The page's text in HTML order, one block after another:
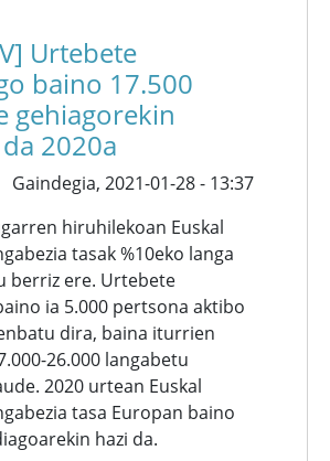
Urtebete
baino 17.500
gehiagorekin
2020a
Gaindegia, 2021-01-28 - 13:37
hiruhilekoan Euskal
tasak %10eko langa
berriz ere. Urtebete
ia 5.000 pertsona aktibo
dira, baina iturrien
26.000 langabetu
2020 urtean Euskal
tasa Europan baino
hazi da.